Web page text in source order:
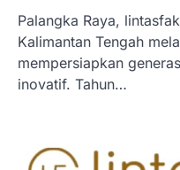
Palangka Raya,
Kalimantan Tengah
mempersiapkan
inovatif. Tahun…